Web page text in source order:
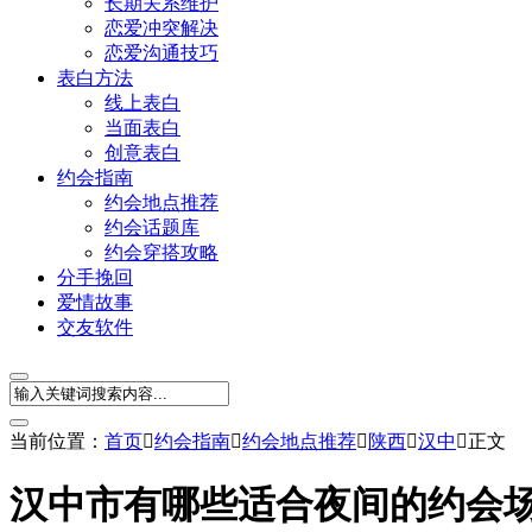
恋爱冲突解决
恋爱沟通技巧
表白方法
线上表白
当面表白
创意表白
约会指南
约会地点推荐
约会话题库
约会穿搭攻略
分手挽回
爱情故事
交友软件
当前位置： 首页约会指南约会地点推荐 陕西汉中 正文
汉中市有哪些适合夜间的约会